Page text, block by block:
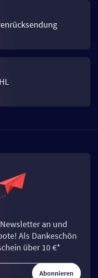
an und
Als Dankeschön
über 10 €*
Abonnieren